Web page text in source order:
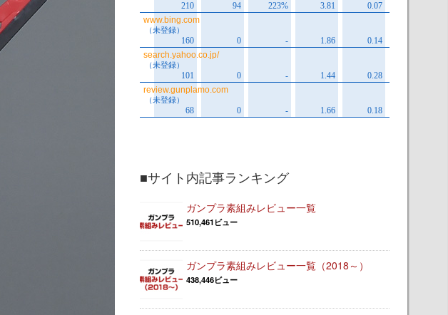
■サイト内記事ランキング
ガンプラ素組みレビュー一覧
510,461ビュー
ガンプラ素組みレビュー一覧（2018～）
438,446ビュー